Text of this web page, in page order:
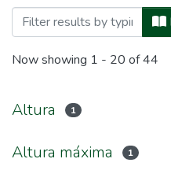
Browsing
Now showing 1 - 20 of 44
Altura 1
Altura máxima 1